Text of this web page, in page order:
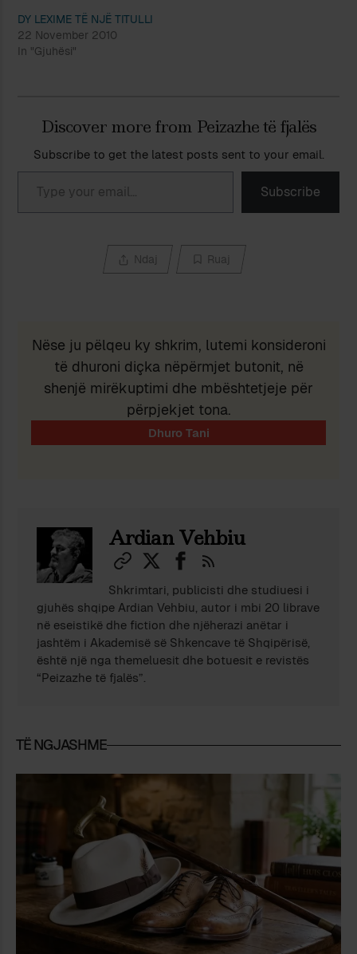
DY LEXIME TË NJË TITULLI
22 November 2010
In "Gjuhësi"
Discover more from Peizazhe të fjalës
Subscribe to get the latest posts sent to your email.
Type your email…
Subscribe
Ndaj Ruaj
Nëse ju pëlqeu ky shkrim, lutemi konsideroni
të dhuroni diçka nëpërmjet butonit, në
shenjë mirëkuptimi dhe mbështetjeje për
përpjekjet tona.
Ardian Vehbiu
Shkrimtari, publicisti dhe studiuesi i
gjuhës shqipe Ardian Vehbiu, autor i mbi 20 librave
në eseistikë dhe fiction dhe njëherazi anëtar i
jashtëm i Akademisë së Shkencave të Shqipërisë,
është një nga themeluesit dhe botuesit e revistës
“Peizazhe të fjalës”.
TË NGJASHME